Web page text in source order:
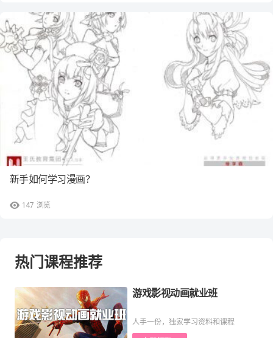
147 浏览
新手如何学习漫画？
热门课程推荐
游戏影视动画就业班
人手一份，独家学习资料和课程